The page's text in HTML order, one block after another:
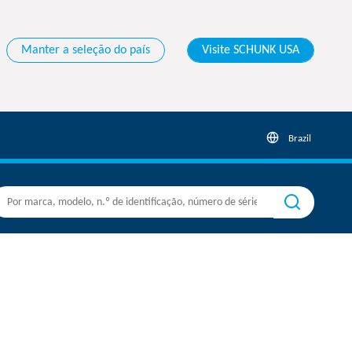
Manter a seleção do país Visite SCHUNK USA
Brazil